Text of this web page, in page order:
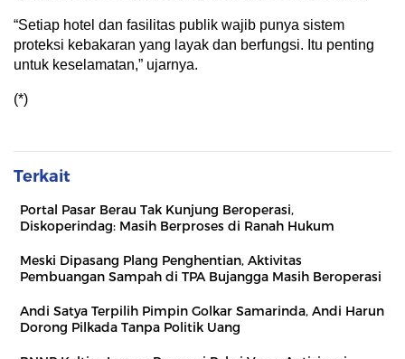
“Setiap hotel dan fasilitas publik wajib punya sistem
proteksi kebakaran yang layak dan berfungsi. Itu penting
untuk keselamatan,” ujarnya.
(*)
Terkait
Portal Pasar Berau Tak Kunjung Beroperasi,
Diskoperindag: Masih Berproses di Ranah Hukum
Meski Dipasang Plang Penghentian, Aktivitas
Pembuangan Sampah di TPA Bujangga Masih Beroperasi
Andi Satya Terpilih Pimpin Golkar Samarinda, Andi Harun
Dorong Pilkada Tanpa Politik Uang